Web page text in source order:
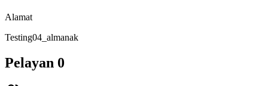
Alamat
Testing04_almanak
Pelayan 0